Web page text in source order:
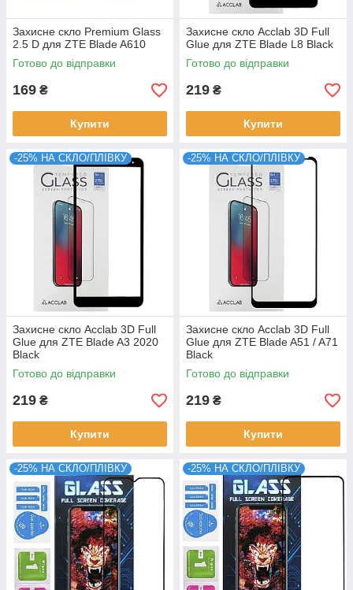
Захисне скло Premium Glass
2.5 D для ZTE Blade A610
Готово до відправки
169 ₴
Купити
Захисне скло Acclab 3D Full
Glue для ZTE Blade L8 Black
Готово до відправки
219 ₴
Купити
-25% НА СКЛО/ПЛІВКУ
Захисне скло Acclab 3D Full
Glue для ZTE Blade A3 2020
Black
Готово до відправки
219 ₴
Купити
-25% НА СКЛО/ПЛІВКУ
Захисне скло Acclab 3D Full
Glue для ZTE Blade A51 / A71
Black
Готово до відправки
219 ₴
Купити
-25% НА СКЛО/ПЛІВКУ -25% НА СКЛО/ПЛІВКУ